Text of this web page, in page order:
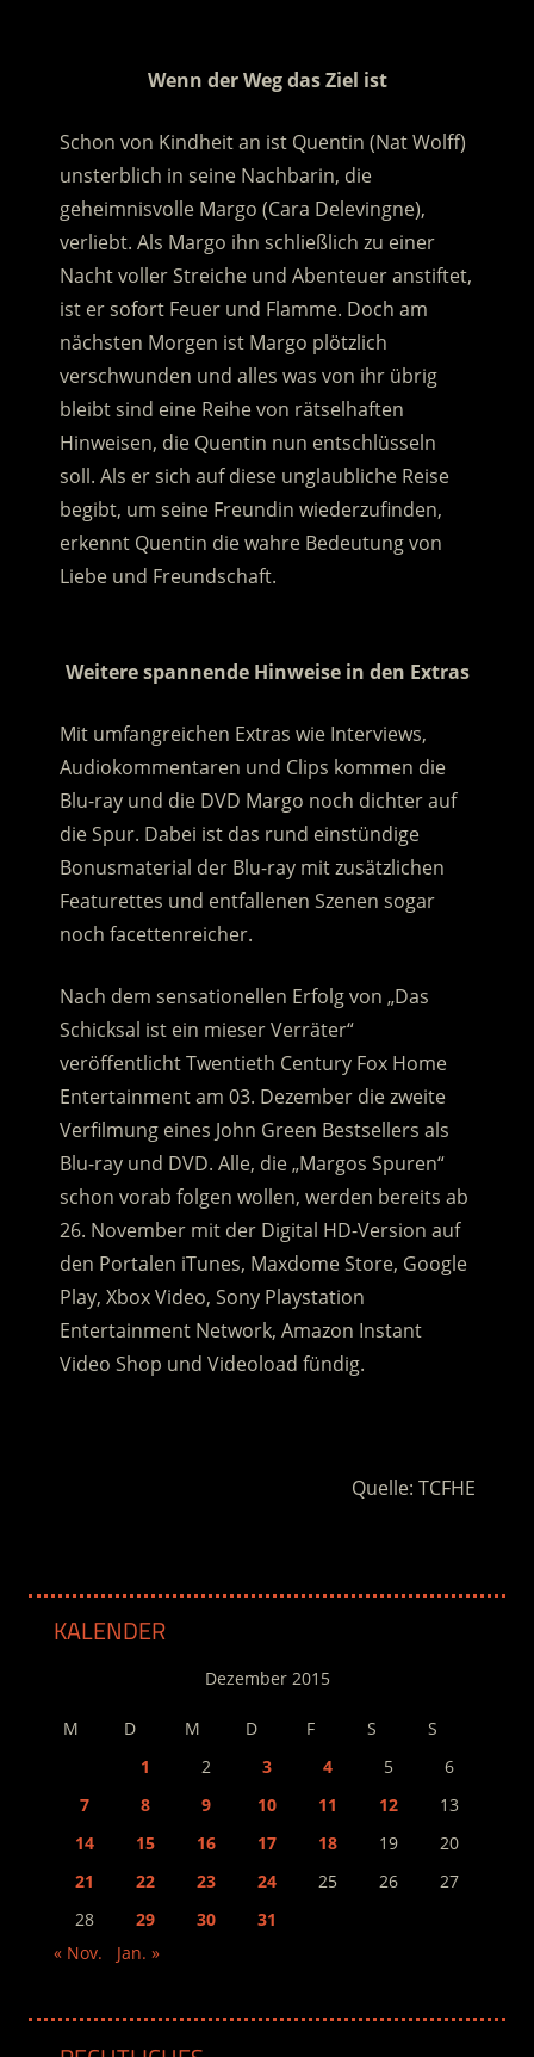
Wenn der Weg das Ziel ist
Schon von Kindheit an ist Quentin (Nat Wolff)
unsterblich in seine Nachbarin, die
geheimnisvolle Margo (Cara Delevingne),
verliebt. Als Margo ihn schließlich zu einer
Nacht voller Streiche und Abenteuer anstiftet,
ist er sofort Feuer und Flamme. Doch am
nächsten Morgen ist Margo plötzlich
verschwunden und alles was von ihr übrig
bleibt sind eine Reihe von rätselhaften
Hinweisen, die Quentin nun entschlüsseln
soll. Als er sich auf diese unglaubliche Reise
begibt, um seine Freundin wiederzufinden,
erkennt Quentin die wahre Bedeutung von
Liebe und Freundschaft.
Weitere spannende Hinweise in den Extras
Mit umfangreichen Extras wie Interviews,
Audiokommentaren und Clips kommen die
Blu-ray und die DVD Margo noch dichter auf
die Spur. Dabei ist das rund einstündige
Bonusmaterial der Blu-ray mit zusätzlichen
Featurettes und entfallenen Szenen sogar
noch facettenreicher.
Nach dem sensationellen Erfolg von „Das
Schicksal ist ein mieser Verräter“
veröffentlicht Twentieth Century Fox Home
Entertainment am 03. Dezember die zweite
Verfilmung eines John Green Bestsellers als
Blu-ray und DVD. Alle, die „Margos Spuren“
schon vorab folgen wollen, werden bereits ab
26. November mit der Digital HD-Version auf
den Portalen iTunes, Maxdome Store, Google
Play, Xbox Video, Sony Playstation
Entertainment Network, Amazon Instant
Video Shop und Videoload fündig.
Quelle: TCFHE
KALENDER
Dezember 2015
M D M D F S
S
1
2 3 4 5
6
7
8 9 10 11 12
13
14
15 16 17 18 19
20
21
22 23 24 25 26
27
28
29 30
31
« Nov.
Jan. »